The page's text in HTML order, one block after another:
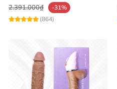
2.391.000₫
-31%
(864)